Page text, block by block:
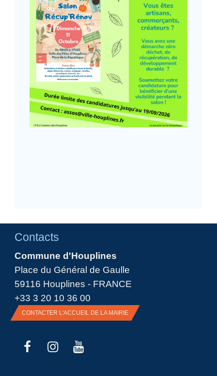
Contacts
Commune d'Houplines
Place du Général de Gaulle
59116 Houplines - FRANCE
+33 3 20 10 36 00
CONTACTER L'ACCUEIL DE LA MAIRIE